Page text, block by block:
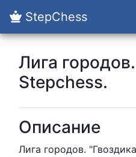
StepChess
Лига
Stepchess.
Описание
Лига городов.